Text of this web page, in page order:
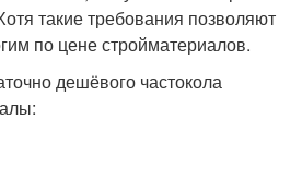
такие требования позволяют
по цене стройматериалов.
дешёвого частокола